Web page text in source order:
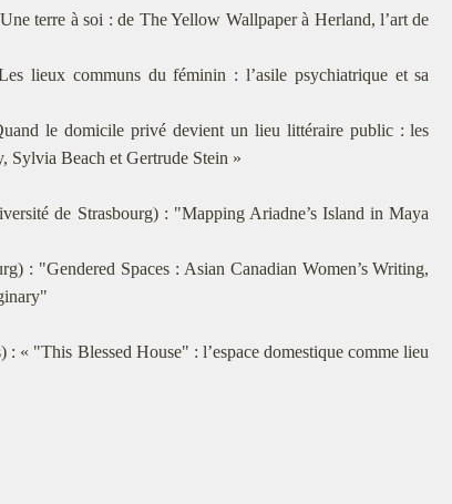
terre à soi : de The Yellow Wallpaper à Herland, l’art de
lieux communs du féminin : l’asile psychiatrique et sa
le domicile privé devient un lieu littéraire public : les
Sylvia Beach et Gertrude Stein »
de Strasbourg) : "Mapping Ariadne’s Island in Maya
: "Gendered Spaces : Asian Canadian Women’s Writing,
"This Blessed House" : l’espace domestique comme lieu